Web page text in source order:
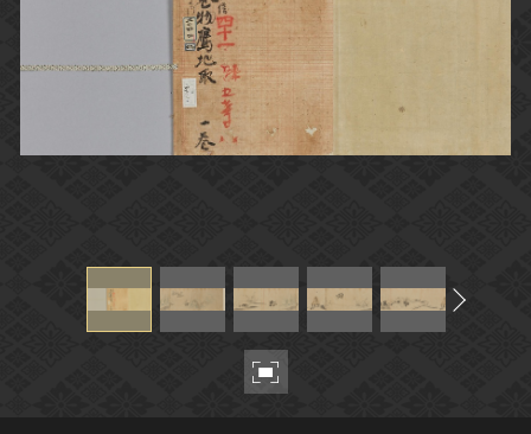
カテゴリで見る
媒体資料・関連記事等
博物館、美術館の皆さまへ
文化庁よりご挨拶
このサイトについて
関連サイトリンク
サイトマップ